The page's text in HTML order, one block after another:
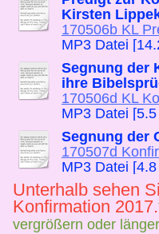
Kirsten
170506b KL
MP3 Datei
Segnung der
ihre
170506d KL
MP3 Datei
Segnung der
170507d
MP3 Datei
Unterhalb sehen
Konfirmation 2017.
vergrößern oder